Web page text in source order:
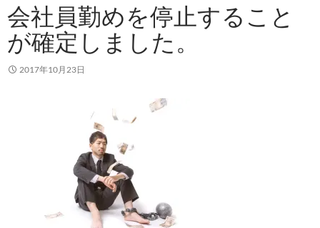
会社員勤めを停止すること
が確定しました。
2017年10月23日